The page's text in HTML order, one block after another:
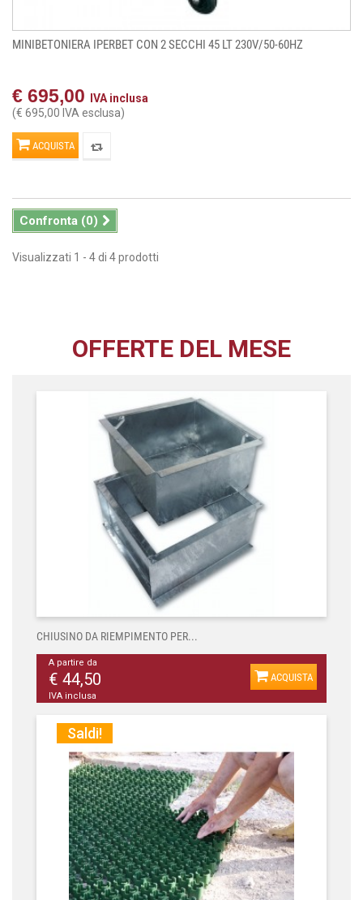
MINIBETONIERA IPERBET CON 2 SECCHI 45 LT 230V/50-60HZ
€ 695,00
IVA inclusa
(€ 695,00 IVA esclusa)
ACQUISTA
Confronta (0)
Visualizzati 1 - 4 di 4 prodotti
OFFERTE DEL MESE
CHIUSINO DA RIEMPIMENTO PER...
A partire da
€ 44,50
IVA inclusa
ACQUISTA
Saldi!